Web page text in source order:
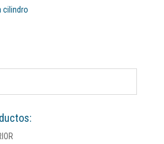
cilindro